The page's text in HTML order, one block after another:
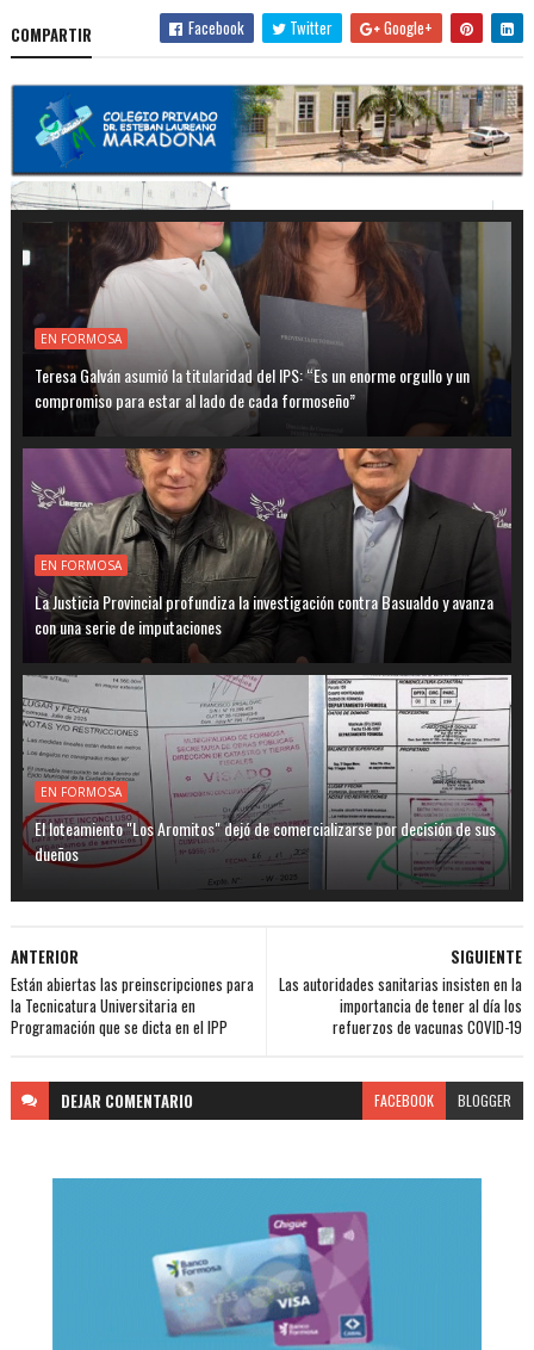
COMPARTIR Facebook Twitter Google+
EN FORMOSA
Teresa Galván asumió la titularidad del IPS: “Es un enorme orgullo y un
compromiso para estar al lado de cada formoseño”
EN FORMOSA
La Justicia Provincial profundiza la investigación contra Basualdo y avanza
con una serie de imputaciones
EN FORMOSA
El loteamiento "Los Aromitos" dejó de comercializarse por decisión de sus
dueños
SIGUIENTE
Las autoridades sanitarias insisten en la
importancia de tener al día los
refuerzos de vacunas COVID-19
ANTERIOR
Están abiertas las preinscripciones para
la Tecnicatura Universitaria en
Programación que se dicta en el IPP
DEJAR COMENTARIO FACEBOOK BLOGGER